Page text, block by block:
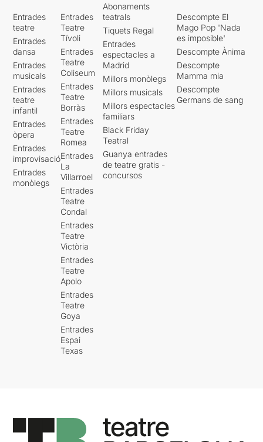
Entrades
teatre
Entrades
dansa
Entrades
musicals
Entrades
teatre
infantil
Entrades
òpera
Entrades
improvisació
Entrades
monòlegs
Entrades
Teatre
Tívoli
Entrades
Teatre
Coliseum
Entrades
Teatre
Borràs
Entrades
Teatre
Romea
Entrades
La
Villarroel
Entrades
Teatre
Condal
Entrades
Teatre
Victòria
Entrades
Teatre
Apolo
Entrades
Teatre
Goya
Entrades
Espai
Texas
Abonaments
teatrals
Tiquets Regal
Entrades
espectacles a
Madrid
Millors monòlegs
Millors musicals
Millors espectacles
familiars
Black Friday
Teatral
Guanya entrades
de teatre gratis -
concursos
Descompte El
Mago Pop 'Nada
es imposible'
Descompte Ànima
Descompte
Mamma mia
Descompte
Germans de sang